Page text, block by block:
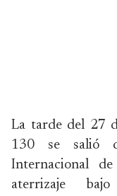
La tarde del 27
130 se salió
Internacional
aterrizaje bajo